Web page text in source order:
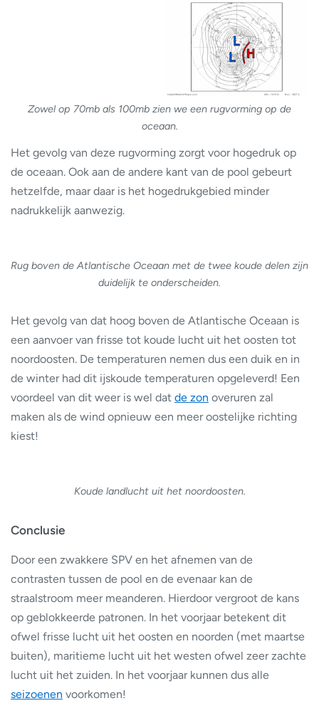
Zowel op 70mb als 100mb zien we een rugvorming op de
oceaan.
Het gevolg van deze rugvorming zorgt voor hogedruk op
de oceaan. Ook aan de andere kant van de pool gebeurt
hetzelfde, maar daar is het hogedrukgebied minder
nadrukkelijk aanwezig.
Rug boven de Atlantische Oceaan met de twee koude delen zijn
duidelijk te onderscheiden.
Het gevolg van dat hoog boven de Atlantische Oceaan is
een aanvoer van frisse tot koude lucht uit het oosten tot
noordoosten. De temperaturen nemen dus een duik en in
de winter had dit ijskoude temperaturen opgeleverd! Een
voordeel van dit weer is wel dat de zon overuren zal
maken als de wind opnieuw een meer oostelijke richting
kiest!
Koude landlucht uit het noordoosten.
Conclusie
Door een zwakkere SPV en het afnemen van de
contrasten tussen de pool en de evenaar kan de
straalstroom meer meanderen. Hierdoor vergroot de kans
op geblokkeerde patronen. In het voorjaar betekent dit
ofwel frisse lucht uit het oosten en noorden (met maartse
buiten), maritieme lucht uit het westen ofwel zeer zachte
lucht uit het zuiden. In het voorjaar kunnen dus alle
seizoenen voorkomen!